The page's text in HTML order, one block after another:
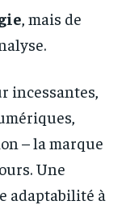
, mais de
incessantes,
– la marque
Une
adaptabilité à